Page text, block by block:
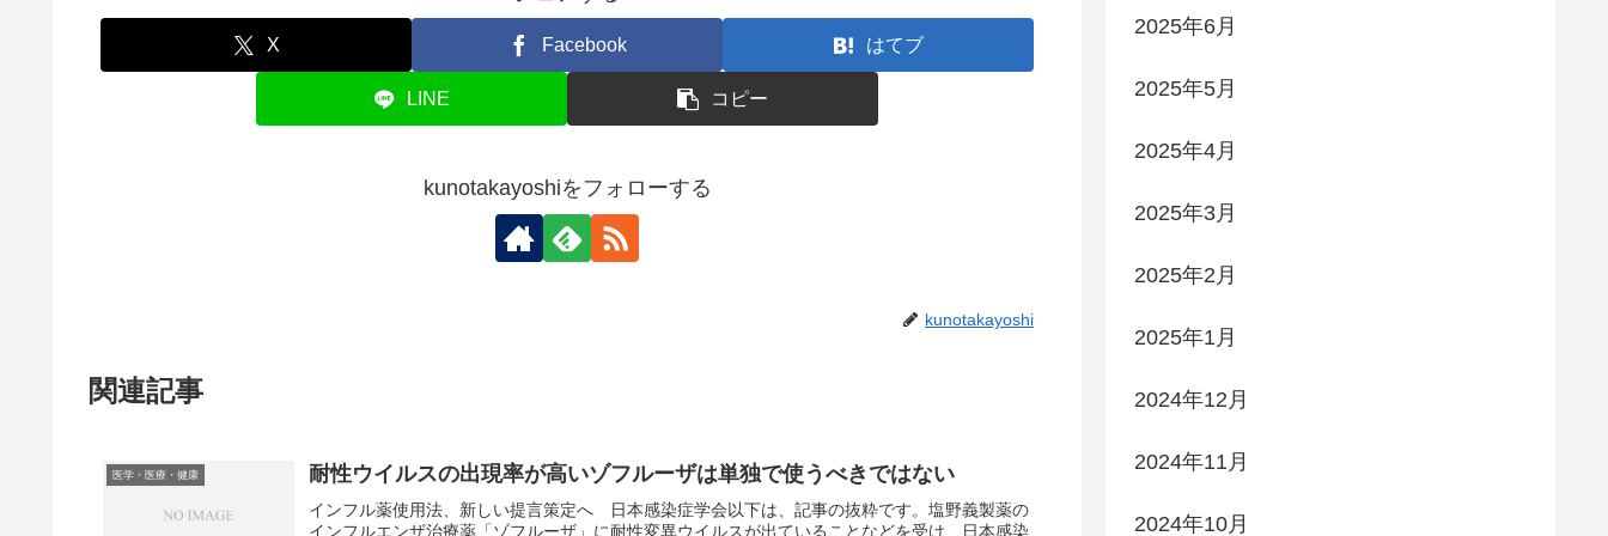
X Facebook はてブ
LINE コピー
kunotakayoshiをフォローする
kunotakayoshi
関連記事
医学・医療・健康 耐性ウイルスの出現率が高いゾフルーザは単独で使うべきではない
インフル薬使用法、新しい提言策定へ 日本感染症学会以下は、記事の抜粋です。塩野義製薬の
インフルエンザ治療薬「ゾフルーザ」に耐性変異ウイルスが出ていることなどを受け、日本感染
2025年6月
2025年5月
2025年4月
2025年3月
2025年2月
2025年1月
2024年12月
2024年11月
2024年10月